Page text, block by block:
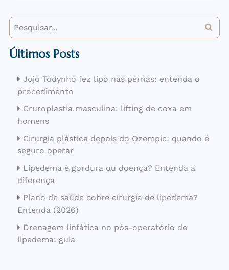
Últimos Posts
Jojo Todynho fez lipo nas pernas: entenda o
procedimento
Cruroplastia masculina: lifting de coxa em
homens
Cirurgia plástica depois do Ozempic: quando é
seguro operar
Lipedema é gordura ou doença? Entenda a
diferença
Plano de saúde cobre cirurgia de lipedema?
Entenda (2026)
Drenagem linfática no pós-operatório de
lipedema: guia